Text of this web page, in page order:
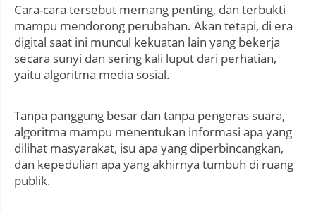
Cara-cara tersebut memang penting, dan terbukti
mampu mendorong perubahan. Akan tetapi, di era
digital saat ini muncul kekuatan lain yang bekerja
secara sunyi dan sering kali luput dari perhatian,
yaitu algoritma media sosial.
Tanpa panggung besar dan tanpa pengeras suara,
algoritma mampu menentukan informasi apa yang
dilihat masyarakat, isu apa yang diperbincangkan,
dan kepedulian apa yang akhirnya tumbuh di ruang
publik.